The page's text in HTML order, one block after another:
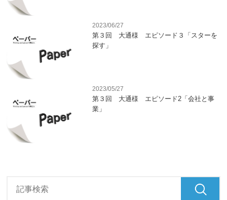
2023/06/27
第３回 大通様 エピソード３「スターを
探す」
2023/05/27
第３回 大通様 エピソード2「会社と事
業」